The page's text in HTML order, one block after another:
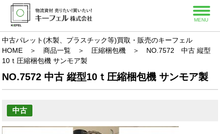
MENU
中古パレット(木製、プラスチック等)買取・販売のキーフェル
HOME ＞商品一覧 ＞ 圧縮梱包機 ＞ NO.7572 中古 縦型
10ｔ圧縮梱包機 サンモア製
NO.7572 中古 縦型10ｔ圧縮梱包機 サンモア製
中古